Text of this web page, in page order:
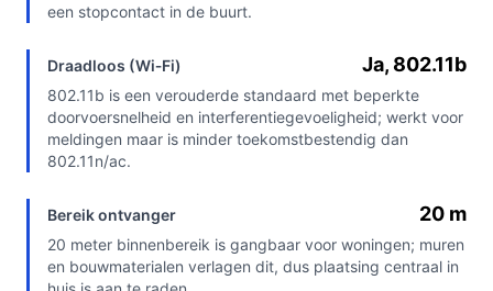
een stopcontact in de buurt.
Draadloos (Wi‑Fi) Ja, 802.11b
802.11b is een verouderde standaard met beperkte
doorvoersnelheid en interferentiegevoeligheid; werkt voor
meldingen maar is minder toekomstbestendig dan
802.11n/ac.
Bereik ontvanger 20 m
20 meter binnenbereik is gangbaar voor woningen; muren
en bouwmaterialen verlagen dit, dus plaatsing centraal in